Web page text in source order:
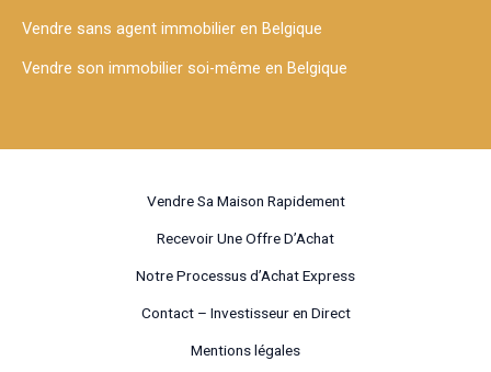
Vendre sans agent immobilier en Belgique
Vendre son immobilier soi-même en Belgique
Vendre Sa Maison Rapidement
Recevoir Une Offre D’Achat
Notre Processus d’Achat Express
Contact – Investisseur en Direct
Mentions légales